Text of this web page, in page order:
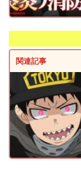
関連記事